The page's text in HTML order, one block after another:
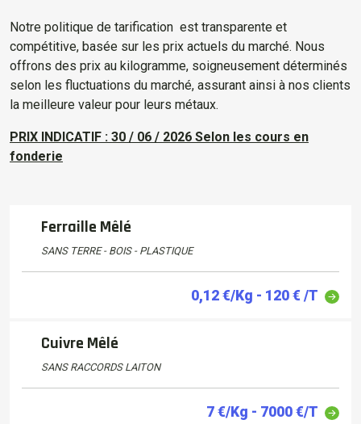
Notre politique de tarification est transparente et
compétitive, basée sur les prix actuels du marché. Nous
offrons des prix au kilogramme, soigneusement déterminés
selon les fluctuations du marché, assurant ainsi à nos clients
la meilleure valeur pour leurs métaux.
PRIX INDICATIF : 30 / 06 / 2026 Selon les cours en
fonderie
Ferraille Mêlé
SANS TERRE - BOIS - PLASTIQUE
0,12 €/Kg - 120 € /T
Cuivre Mêlé
SANS RACCORDS LAITON
7 €/Kg - 7000 €/T